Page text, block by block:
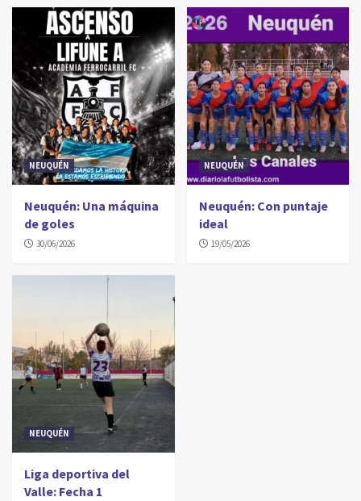
NEUQUÉN
Neuquén: Una máquina
de goles
30/06/2026
NEUQUÉN
Neuquén: Con puntaje
ideal
19/05/2026
NEUQUÉN
Liga deportiva del
Valle: Fecha 1